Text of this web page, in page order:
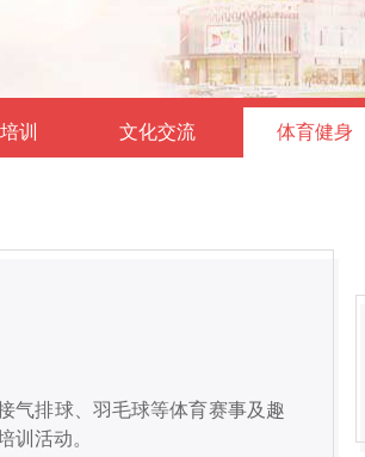
训 文化交流 体育健身
气排球、羽毛球等体育赛事及趣
训活动。